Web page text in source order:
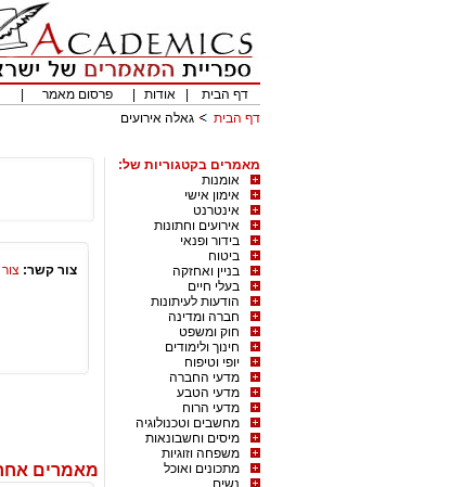
דף הבית
אודות פרסום מאמר
דף הבית
גאלה אירועים
מאמרים בקטגוריות של:
אומנות
אימון אישי
אינטרנט
אירועים וחתונות
בידור ופנאי
ביטוח
בניין ואחזקה
בעלי חיים
הודעות לעיתונות
חברה ומדינה
חוק ומשפט
חינוך ולימודים
יופי וטיפוח
מדעי החברה
מדעי הטבע
מדעי הרוח
מחשבים וטכנולוגיה
מיסים וחשבונאות
משפחה וזוגיות
מתכונים ואוכל
נשים
צור קשר:
מאמרים